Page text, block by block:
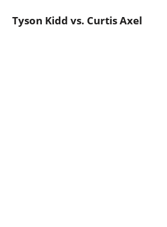
Tyson Kidd vs. Curtis Axel